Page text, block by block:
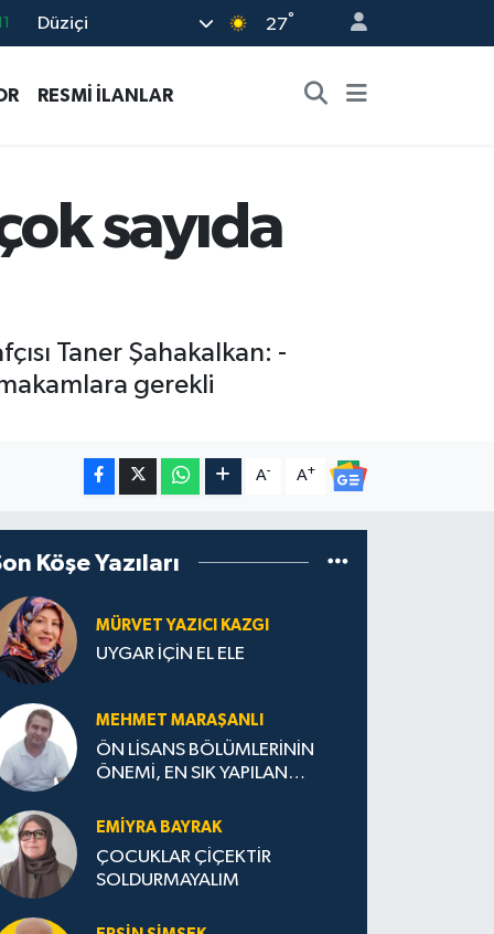
Düziçi 27°
RESMİ İLANLAR
sayıda
Taner Şahakalkan: -
gerekli
A- A+
Köşe Yazıları
MÜRVET YAZICI KAZGI
UYGAR İÇİN EL ELE
MEHMET MARAŞANLI
ÖN LİSANS BÖLÜMLERİNİN
ÖNEMİ, EN SIK YAPILAN
STRATEJİLERİ
EMIYRA BAYRAK
ÇOCUKLAR ÇİÇEKTİR
SOLDURMAYALIM